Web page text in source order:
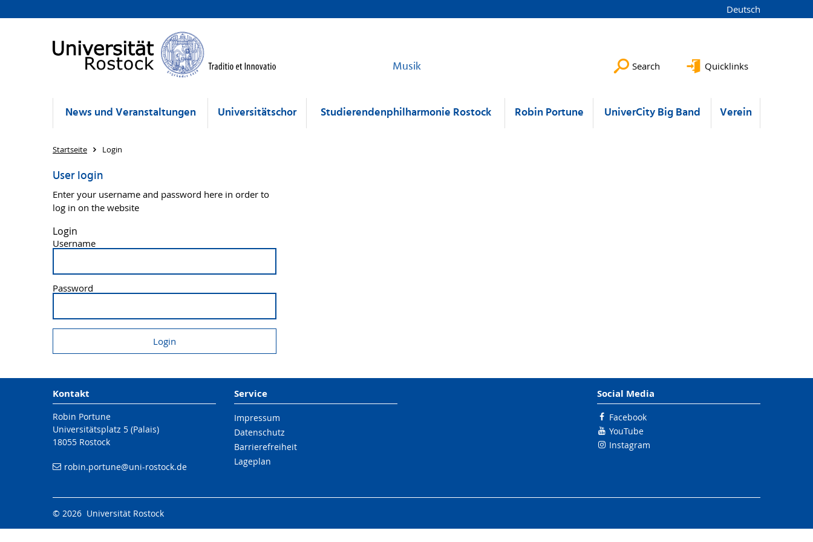
Deutsch
Musik Search Quicklinks
News und Veranstaltungen Universitätschor Studierendenphilharmonie Rostock Robin Portune UniverCity Big Band Verein
Startseite Login
User login
Enter your username and password here in order to
log in on the website
Login
Username
Password
Kontakt
Robin Portune
Universitätsplatz 5 (Palais)
18055 Rostock
robin.portune@uni-rostock.de
Service
Impressum
Datenschutz
Barrierefreiheit
Lageplan
Social Media
Facebook
YouTube
Instagram
© 2026 Universität Rostock